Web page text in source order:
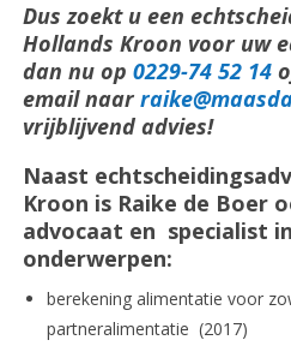
Dus zoekt u een
Hollands Kroon voor uw
dan nu op 0229-74 52 14
email naar
vrijblijvend advies!
Naast
Kroon is Raike de Boer
advocaat en specialist
onderwerpen:
berekening alimentatie voor
partneralimentatie (2017)